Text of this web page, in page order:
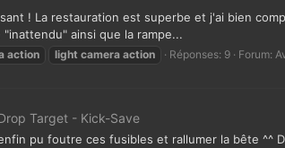
! La restauration est superbe et j'ai bien
ainsi que la rampe...
action light camera action Réponses: 9 Forum:
Target - Kick-Save
pu foutre ces fusibles et rallumer la bête